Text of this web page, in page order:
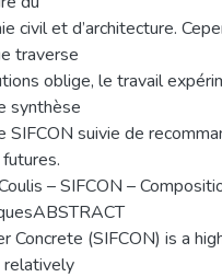
civil et d’architecture.
traverse
oblige, le travail
synthèse
SIFCON suivie de
– SIFCON –
Concrete (SIFCON) is a
relatively